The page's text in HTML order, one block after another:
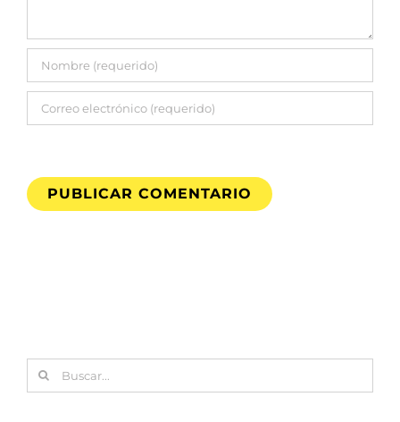
Buscar: